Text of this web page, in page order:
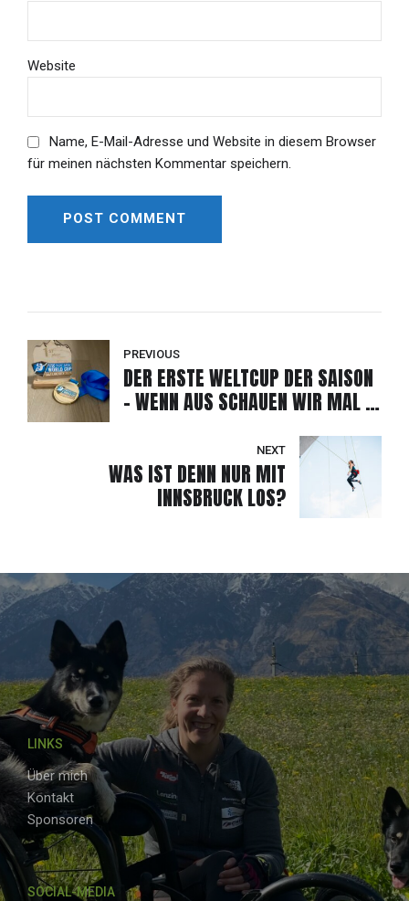
Website
Name, E-Mail-Adresse und Website in diesem Browser
für meinen nächsten Kommentar speichern.
POST COMMENT
PREVIOUS
DER ERSTE WELTCUP DER SAISON
- WENN AUS SCHAUEN WIR MAL -
NEXT
WAS IST DENN NUR MIT
INNSBRUCK LOS?
LINKS
Über mich
Kontakt
Sponsoren
SOCIAL-MEDIA